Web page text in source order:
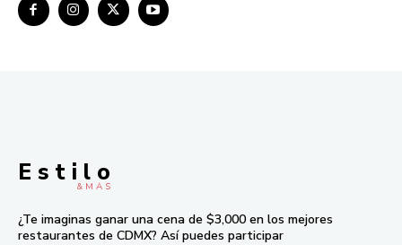
E s t i l o
& M À S
¿Te imaginas ganar una cena de $3,000 en los mejores
restaurantes de CDMX? Así puedes participar